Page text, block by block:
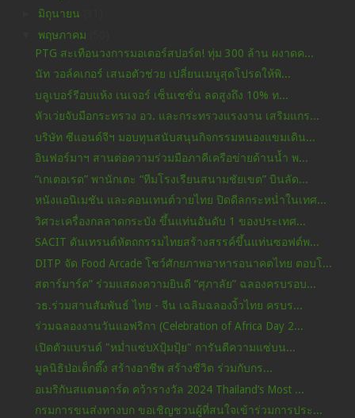
มิถุนายน
พฤษภาคม
PTG สะเทือนวงการมอเตอร์สปอร์ต! ทุ่ม 300 ล้าน ผงาดค...
นัท วอล์คเกอร์ เสนอตัวช่วย เปลี่ยนเมนูสุดโปรดให้พิ...
บลูเบอร์รีอบแห้ง เนเจอร์ เซ็นเซชั่น ลดสูงถึง 10% ท...
หัวเว่ยจับมือกระทรวง อว. และกระทรวงแรงงาน เสริมแกร...
บริษัท ซีแอนด์จีฯ มอบทุนสนับสนุนกิจกรรมหนองแขมเดิน...
อินฟอร์มาฯ สานต่อความร่วมมือภาคีเครือข่ายด้านน้ำ พ...
“เกเตอเรด” พานักเตะ “ทีมโรงเรียนสนามชัยเขต” บินลัด...
หนังแอนิเมชัน และคอนเทนต์วายไทย ปิดดีลกระหน่ำในเทศ...
วิศวะเครื่องกลลาดกระบัง ขึ้นแท่นอันดับ 1 ของประเทศ...
SACIT ดันเทรนด์หัตถกรรมไทยสร้างสรรค์ขึ้นแท่นซอฟต์พ...
DITP จัด Food Arcade โชว์ศักยภาพอาหารอนาคตไทย ตอบโ...
สตาร์มาร์ค” ร่วมแสดงความยินดี “ศุภาลัย” ฉลองครบรอบ...
วธ.ร่วมสานสัมพันธ์ ไทย - จีน เฉลิมฉลองงิ้วไทย ครบร...
ร่วมฉลองงานวันแอฟริกา (Celebration of Africa Day 2...
เปิดตัวแบรนด์ "หม่ำแซ่บXปุ้มปุ้ย" การันตีความแซ่บน...
มูลนิธิป่อเต็กตึ๊ง สร้างอาชีพ สร้างชีวิต ร่วมกับกร...
อเมริกันสแตนดาร์ด คว้ารางวัล 2024 Thailand’s Most ...
กรมการขนส่งทางบก ขอเชิญชวนผู้ที่สนใจเข้าร่วมการประ...